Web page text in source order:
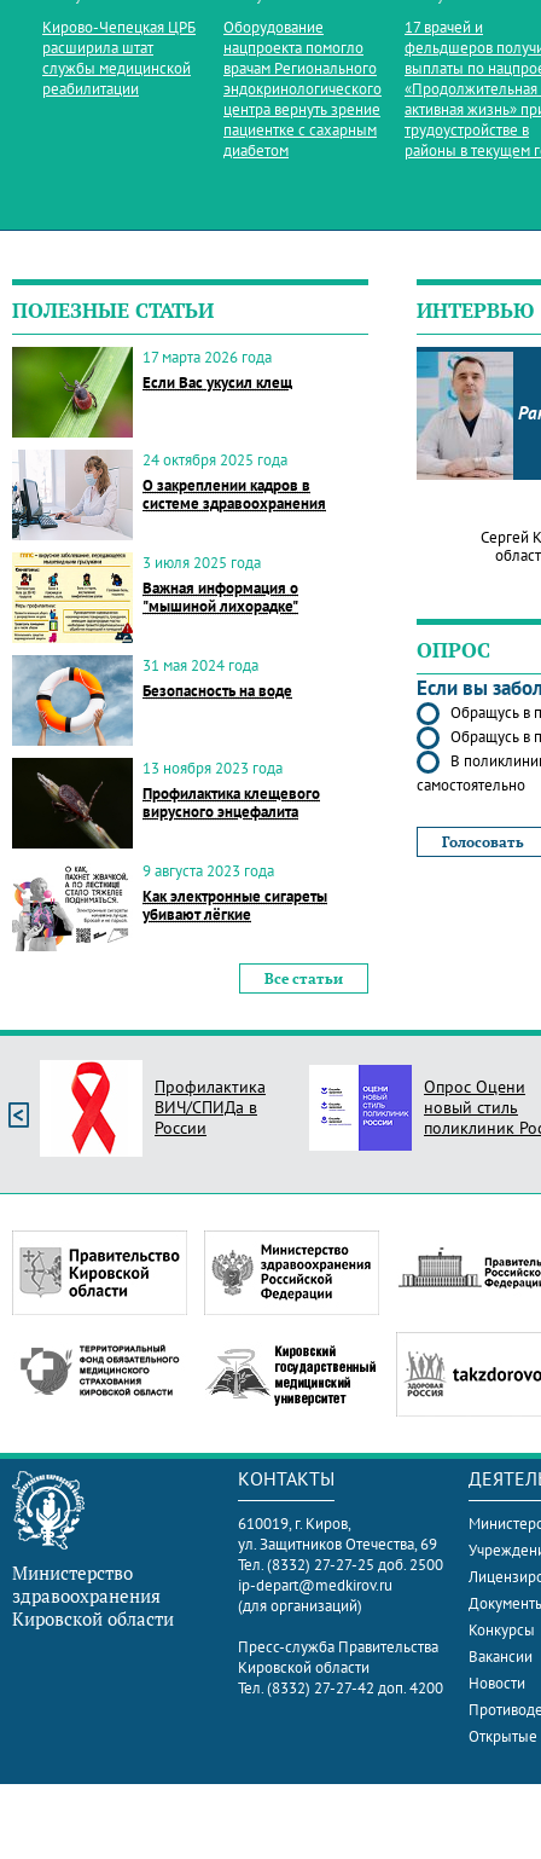
Кирово‑Чепецкая ЦРБ
расширила штат
службы медицинской
реабилитации
Оборудование
нацпроекта помогло
врачам Регионального
эндокринологического
центра вернуть зрение
пациентке с сахарным
диабетом
17 врачей и
фельдшеров
выплаты по
«Продолжительная
активная жизнь»
трудоустройстве в
районы в текущем
ПОЛЕЗНЫЕ СТАТЬИ
17 марта 2026 года
Если Вас укусил клещ
24 октября 2025 года
О закреплении кадров в
системе здравоохранения
3 июля 2025 года
Важная информация о
"мышиной лихорадке"
31 мая 2024 года
Безопасность на воде
13 ноября 2023 года
Профилактика клещевого
вирусного энцефалита
9 августа 2023 года
Как электронные сигареты
убивают лёгкие
Все статьи
ИНТЕРВЬЮ
Сергей
ОПРОС
Если вы
Обращусь в
Обращусь в
В
самостоятельно
Профилактика
ВИЧ/СПИДа в
России
Опрос Оцени
новый стиль
поликлиник
Министерство
здравоохранения
Кировской области
КОНТАКТЫ
610019, г. Киров,
ул. Защитников Отечества, 69
Тел. (8332) 27-27-25 доб. 2500
ip-depart@medkirov.ru
(для организаций)
Пресс-служба Правительства
Кировской области
Тел. (8332) 27-27-42 доп. 4200
Конкурсы
Вакансии
Новости